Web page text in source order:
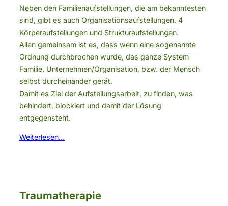
Neben den Familienaufstellungen, die am bekanntesten
sind, gibt es auch Organisationsaufstellungen, 4
Körperaufstellungen und Strukturaufstellungen.
Allen gemeinsam ist es, dass wenn eine sogenannte
Ordnung durchbrochen wurde, das ganze System
Familie, Unternehmen/Organisation, bzw. der Mensch
selbst durcheinander gerät.
Damit es Ziel der Aufstellungsarbeit, zu finden, was
behindert, blockiert und damit der Lösung
entgegensteht.
Weiterlesen…
Traumatherapie